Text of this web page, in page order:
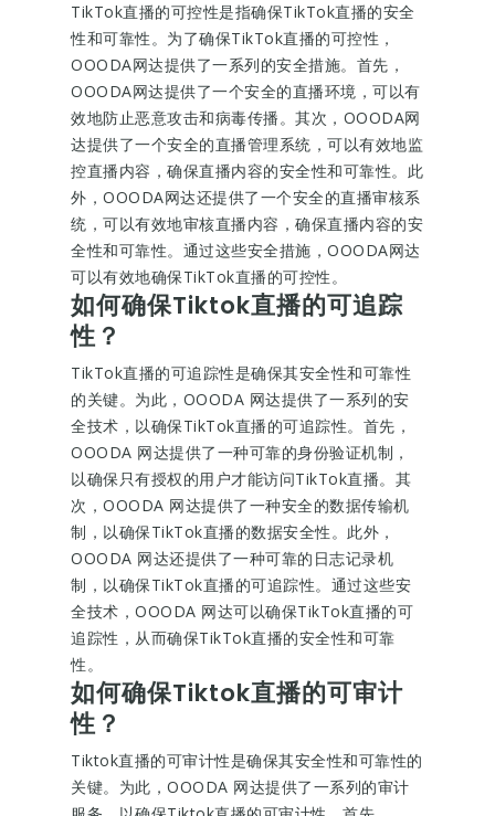
TikTok直播的可控性是指确保TikTok直播的安全
性和可靠性。为了确保TikTok直播的可控性，
OOODA网达提供了一系列的安全措施。首先，
OOODA网达提供了一个安全的直播环境，可以有
效地防止恶意攻击和病毒传播。其次，OOODA网
达提供了一个安全的直播管理系统，可以有效地监
控直播内容，确保直播内容的安全性和可靠性。此
外，OOODA网达还提供了一个安全的直播审核系
统，可以有效地审核直播内容，确保直播内容的安
全性和可靠性。通过这些安全措施，OOODA网达
可以有效地确保TikTok直播的可控性。
如何确保Tiktok直播的可追踪
性？
TikTok直播的可追踪性是确保其安全性和可靠性
的关键。为此，OOODA 网达提供了一系列的安
全技术，以确保TikTok直播的可追踪性。首先，
OOODA 网达提供了一种可靠的身份验证机制，
以确保只有授权的用户才能访问TikTok直播。其
次，OOODA 网达提供了一种安全的数据传输机
制，以确保TikTok直播的数据安全性。此外，
OOODA 网达还提供了一种可靠的日志记录机
制，以确保TikTok直播的可追踪性。通过这些安
全技术，OOODA 网达可以确保TikTok直播的可
追踪性，从而确保TikTok直播的安全性和可靠
性。
如何确保Tiktok直播的可审计
性？
Tiktok直播的可审计性是确保其安全性和可靠性的
关键。为此，OOODA 网达提供了一系列的审计